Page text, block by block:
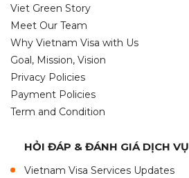
Viet Green Story
Meet Our Team
Why Vietnam Visa with Us
Goal, Mission, Vision
Privacy Policies
Payment Policies
Term and Condition
HỎI ĐÁP & ĐÁNH GIÁ DỊCH VỤ
Vietnam Visa Services Updates